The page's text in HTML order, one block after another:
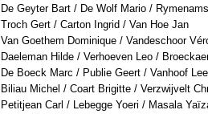
De Geyter Bart / De Wolf Mario /
Troch Gert / Carton Ingrid / Van Hoe Jan
Van Goethem Dominique / Vandeschoor
Daeleman Hilde / Verhoeven Leo /
De Boeck Marc / Publie Geert / Vanhoof
Biliau Michel / Coart Brigitte / Verzwijvelt
Petitjean Carl / Lebegge Yoeri / Masala